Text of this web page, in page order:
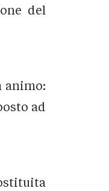
del
animo:
ad